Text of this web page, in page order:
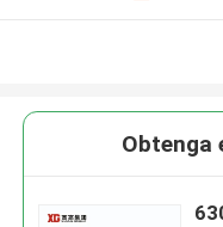
Obtenga